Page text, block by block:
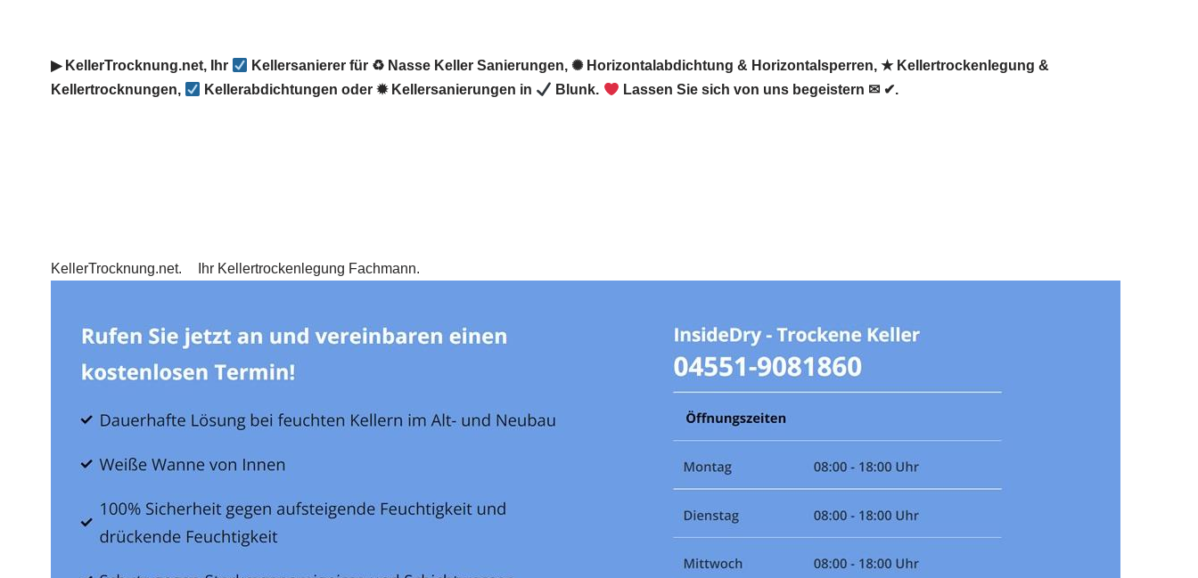
▶︎ KellerTrocknung.net, Ihr
Kellersanierer für ♻ Nasse Keller Sanierungen, ✺ Horizontalabdichtung & Horizontalsperren, ★ Kellertrockenlegung &
Kellertrocknungen,
Kellerabdichtungen oder ✹ Kellersanierungen in Blunk. Lassen Sie sich von uns begeistern ✉ ✔.
KellerTrocknung.net. Ihr Kellertrockenlegung Fachmann.